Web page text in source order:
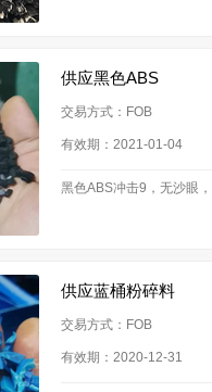
供应黑色ABS
交易方式：FOB
有效期：2021-01-04
黑色ABS冲击9，无沙眼
供应蓝桶粉碎料
交易方式：FOB
有效期：2020-12-31